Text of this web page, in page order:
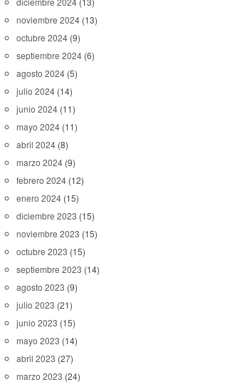
noviembre 2024 (13)
octubre 2024 (9)
septiembre 2024 (6)
agosto 2024 (5)
julio 2024 (14)
junio 2024 (11)
mayo 2024 (11)
abril 2024 (8)
marzo 2024 (9)
febrero 2024 (12)
enero 2024 (15)
diciembre 2023 (15)
noviembre 2023 (15)
octubre 2023 (15)
septiembre 2023 (14)
agosto 2023 (9)
julio 2023 (21)
junio 2023 (15)
mayo 2023 (14)
abril 2023 (27)
marzo 2023 (24)